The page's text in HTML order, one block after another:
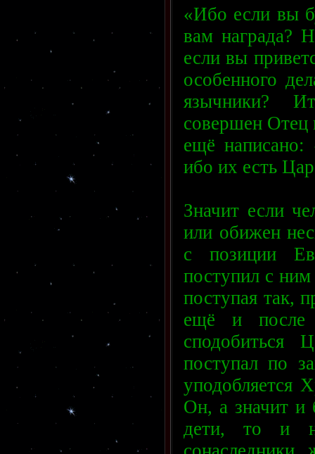
«Ибо если вы
вам награда?
если вы
особенного
язычники?
совершен
ещё написано:
ибо их есть
Значит если
или обижен
с позиции
поступил с ним
поступая так,
ещё и после
сподобиться
поступал по
уподобляется
Он, а значит и
дети, то и